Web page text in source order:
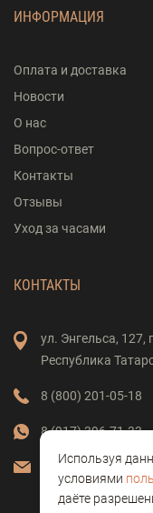
ИНФОРМАЦИЯ
Оплата и доставка
Новости
О нас
Вопрос-ответ
Контакты
Отзывы
Уход за часами
КОНТАКТЫ
ул. Энгельса, 127,
Республика
8 (800) 201-05-18
8 (917) 396-71-33
vostok-
Используя
условиями
даёте